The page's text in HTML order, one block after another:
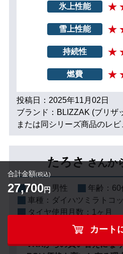
合計金額(税込)
27,700円
カート
氷上性能
雪上性能
持続性
燃費
投稿日：2025年11月02日
ブランド：BLIZZAK (ブリ
または同シリーズ商品のレ
たろさ さんか
性別： 男性 年齢： 60
車種： ダイハツミラトコ
タイヤ使用月数： 1ヶ月
VRXからの買い替えにな